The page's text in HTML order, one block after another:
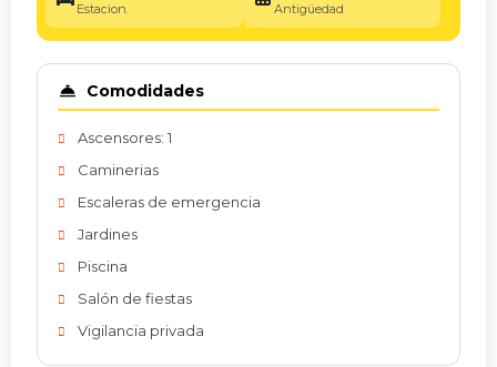
Estacion. Antigüedad
Comodidades
Ascensores: 1
Caminerias
Escaleras de emergencia
Jardines
Piscina
Salón de fiestas
Vigilancia privada